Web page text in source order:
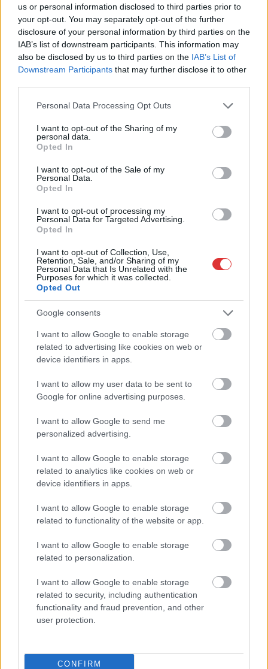
us or personal information disclosed to third parties prior to
your opt-out. You may separately opt-out of the further
disclosure of your personal information by third parties on the
IAB’s list of downstream participants. This information may
also be disclosed by us to third parties on the IAB’s List of
Downstream Participants that may further disclose it to other
Please note that this website/app uses one or more Google
not limited to your visit or usage behaviour. You may click to
grant or deny consent to Google and its third-party tags to
use your data for below specified purposes in below Google
consent section.
Personal Data Processing Opt Outs
I want to opt-out of the Sharing of my
personal data.
Opted In
I want to opt-out of the Sale of my
Personal Data.
Opted In
I want to opt-out of processing my
Personal Data for Targeted Advertising.
Opted In
I want to opt-out of Collection, Use,
Retention, Sale, and/or Sharing of my
Personal Data that Is Unrelated with the
Purposes for which it was collected.
Opted Out
Google consents
I want to allow Google to enable storage
related to advertising like cookies on web or
device identifiers in apps.
I want to allow my user data to be sent to
Google for online advertising purposes.
I want to allow Google to send me
personalized advertising.
I want to allow Google to enable storage
related to analytics like cookies on web or
device identifiers in apps.
I want to allow Google to enable storage
related to functionality of the website or app.
I want to allow Google to enable storage
related to personalization.
I want to allow Google to enable storage
related to security, including authentication
functionality and fraud prevention, and other
user protection.
CONFIRM
Kapcsolódó cikkek
2026.08.06. Fazekas Adrián
Napokon belül megválasztja az új köztársasági
elnököt az Országgyűlés
Jövő hét elején eldőlhet, ki tölti be a köztársasági elnöki
tisztséget. Az alaptörvényben rögzített harmincnapos
határidő...
Magyarország
Váratlan fennakadás borította fel a Szolnok–
Kecskemét vasútvonal közlekedését
Akik csütörtök reggel a Szolnok és Kecskemét közötti
vasútvonalon tervezték az utazásukat, azoknak érdemes volt